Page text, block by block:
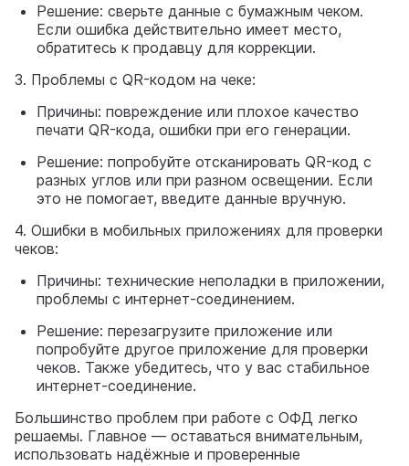
Решение: сверьте данные с бумажным чеком.
Если ошибка действительно имеет место,
обратитесь к продавцу для коррекции.
3. Проблемы с QR-кодом на чеке:
Причины: повреждение или плохое качество
печати QR-кода, ошибки при его генерации.
Решение: попробуйте отсканировать QR-код с
разных углов или при разном освещении. Если
это не помогает, введите данные вручную.
4. Ошибки в мобильных приложениях для проверки
чеков:
Причины: технические неполадки в приложении,
проблемы с интернет-соединением.
Решение: перезагрузите приложение или
попробуйте другое приложение для проверки
чеков. Также убедитесь, что у вас стабильное
интернет-соединение.
Большинство проблем при работе с ОФД легко
решаемы. Главное — оставаться внимательным,
использовать надёжные и проверенные